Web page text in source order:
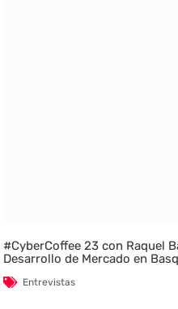
#CyberCoffee 23 con Raquel
Desarrollo de Mercado en
Entrevistas